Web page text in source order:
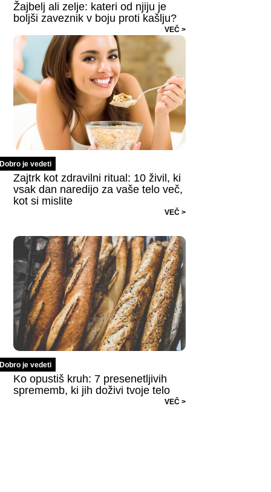
Žajbelj ali zelje: kateri od njiju je
boljši zaveznik v boju proti kašlju?
VEČ >
Dobro je vedeti
Zajtrk kot zdravilni ritual: 10 živil, ki
vsak dan naredijo za vaše telo več,
kot si mislite
VEČ >
Dobro je vedeti
Ko opustiš kruh: 7 presenetljivih
sprememb, ki jih doživi tvoje telo
VEČ >